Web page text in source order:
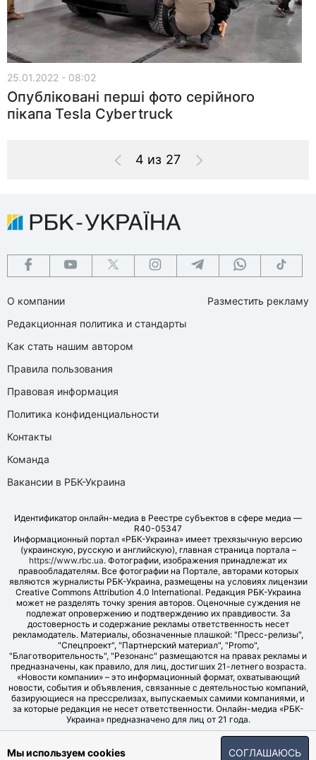
25.01.2022 - 08:02
Опубліковані перші фото серійного
пікапа Tesla Cybertruck
4 из 27
О компании
Редакционная политика и стандарты
Как стать нашим автором
Правила пользования
Правовая информация
Политика конфиденциальности
Контакты
Команда
Вакансии в РБК-Украина
Разместить рекламу
Идентификатор онлайн-медиа в Реестре субъектов в сфере медиа —
R40-05347
Информационный портал «РБК-Украина» имеет трехязычную версию
(украинскую, русскую и английскую), главная страница портала –
https://www.rbc.ua. Фотографии, изображения принадлежат их
правообладателям. Все фотографии на Портале, авторами которых
являются журналисты РБК-Украина, размещены на условиях лицензии
Creative Commons Attribution 4.0 International. Редакция РБК-Украина
может не разделять точку зрения авторов. Оценочные суждения не
подлежат опровержению и подтверждению их правдивости. За
достоверность и содержание рекламы ответственность несет
рекламодатель. Материалы, обозначенные плашкой: "Пресс-релизы",
"Спецпроект", "Партнерский материал", "Promo",
"Благотворительность", "Резонанс" размещаются на правах рекламы и
предназначены, как правило, для лиц, достигших 21-летнего возраста.
«Новости компании» – это информационный формат, охватывающий
новости, события и объявления, связанные с деятельностью компаний,
базирующиеся на прессрелизах, выпускаемых самими компаниями, и
за которые редакция не несет ответственности. Онлайн-медиа «РБК-
Украина» предназначено для лиц от 21 года.
© LLC "UBT MEDIA", 2006-2026.
Мы используем cookies СОГЛАШАЮСЬ